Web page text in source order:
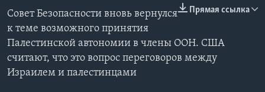
Прямая ссылка
Совет Безопасности вновь вернулся
к теме возможного принятия
Палестинской автономии в члены ООН. США
считают, что это вопрос переговоров между
Израилем и палестинцами